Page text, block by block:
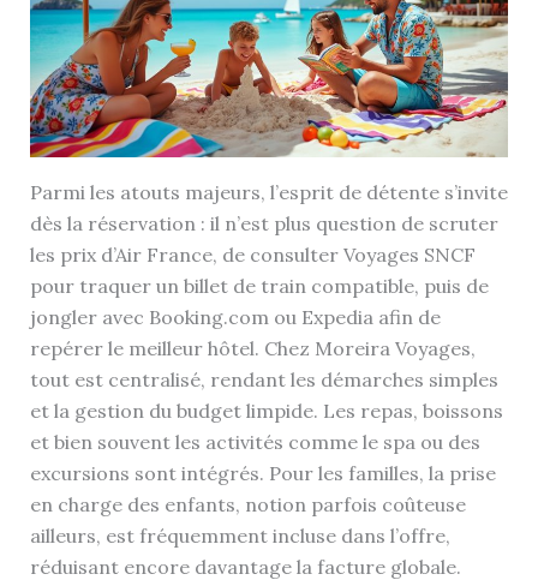
Parmi les atouts majeurs, l’esprit de détente s’invite
dès la réservation : il n’est plus question de scruter
les prix d’Air France, de consulter Voyages SNCF
pour traquer un billet de train compatible, puis de
jongler avec Booking.com ou Expedia afin de
repérer le meilleur hôtel. Chez Moreira Voyages,
tout est centralisé, rendant les démarches simples
et la gestion du budget limpide. Les repas, boissons
et bien souvent les activités comme le spa ou des
excursions sont intégrés. Pour les familles, la prise
en charge des enfants, notion parfois coûteuse
ailleurs, est fréquemment incluse dans l’offre,
réduisant encore davantage la facture globale.